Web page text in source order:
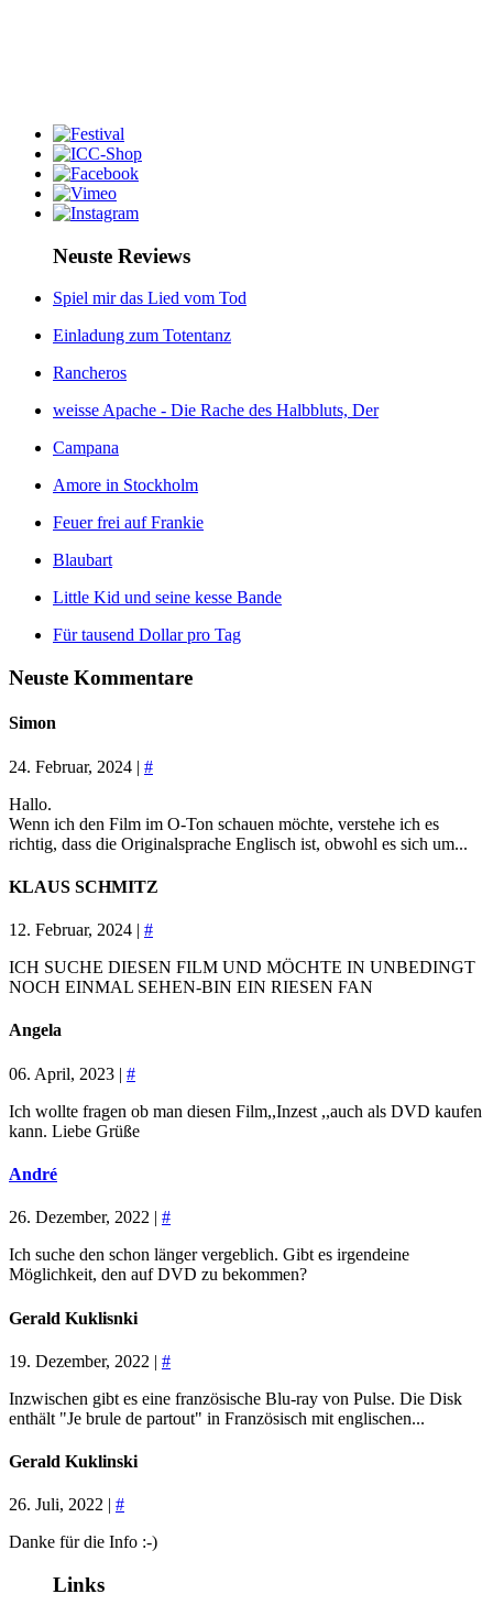
Neuste Reviews
Spiel mir das Lied vom Tod
Einladung zum Totentanz
Rancheros
weisse Apache - Die Rache des Halbbluts, Der
Campana
Amore in Stockholm
Feuer frei auf Frankie
Blaubart
Little Kid und seine kesse Bande
Für tausend Dollar pro Tag
Neuste Kommentare
Simon
24. Februar, 2024 | #
Hallo.
Wenn ich den Film im O-Ton schauen möchte, verstehe ich es
richtig, dass die Originalsprache Englisch ist, obwohl es sich um...
KLAUS SCHMITZ
12. Februar, 2024 | #
ICH SUCHE DIESEN FILM UND MÖCHTE IN UNBEDINGT
NOCH EINMAL SEHEN-BIN EIN RIESEN FAN
Angela
06. April, 2023 | #
Ich wollte fragen ob man diesen Film,,Inzest ,,auch als DVD kaufen
kann. Liebe Grüße
André
26. Dezember, 2022 | #
Ich suche den schon länger vergeblich. Gibt es irgendeine
Möglichkeit, den auf DVD zu bekommen?
Gerald Kuklisnki
19. Dezember, 2022 | #
Inzwischen gibt es eine französische Blu-ray von Pulse. Die Disk
enthält "Je brule de partout" in Französisch mit englischen...
Gerald Kuklinski
26. Juli, 2022 | #
Danke für die Info :-)
Links